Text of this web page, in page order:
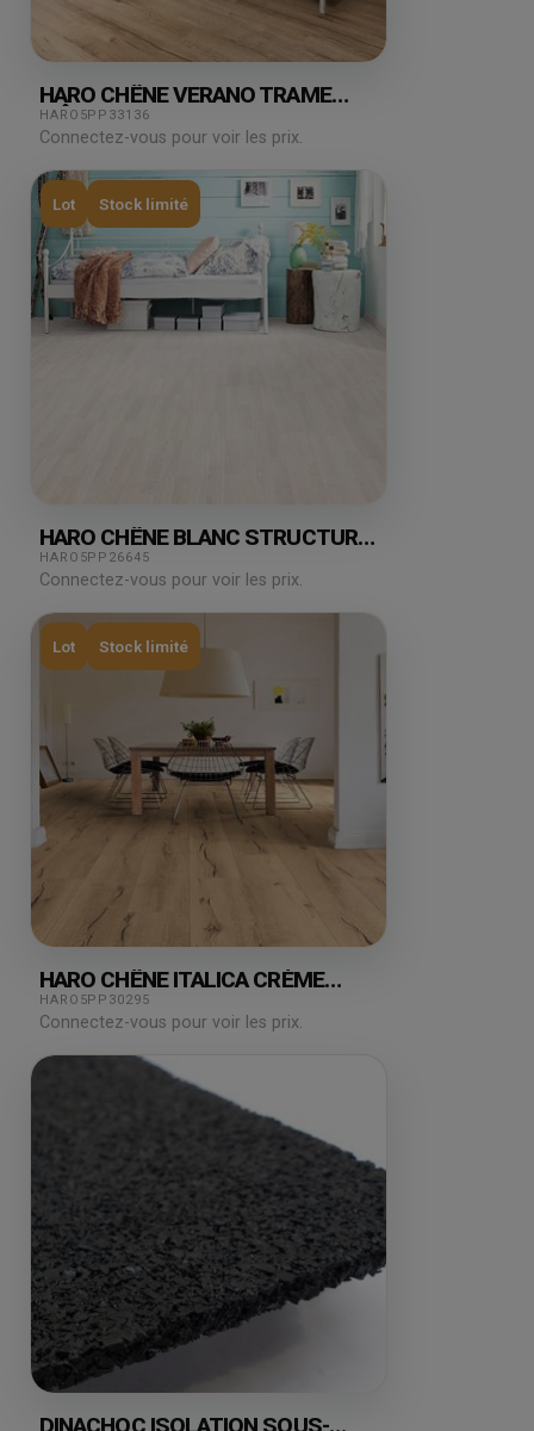
HARO CHÊNE VERANO TRAME
MÂT LOFT 1.38M²
HARO5PP33136
Connectez-vous pour voir les prix.
Lot Stock limité
HARO CHÊNE BLANC STRUCTURE
AUTHENTIQUE 8.88M²
HARO5PP26645
Connectez-vous pour voir les prix.
Lot Stock limité
HARO CHÊNE ITALICA CRÈME
AUTHENTIQUE 2.22M²
HARO5PP30295
Connectez-vous pour voir les prix.
DINACHOC ISOLATION SOUS-